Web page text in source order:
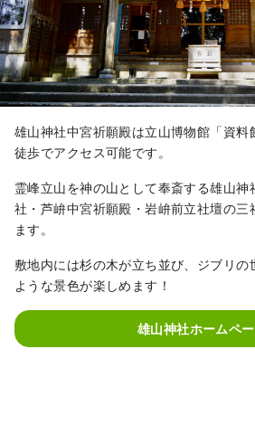
雄山神社中宮祈願殿は立山博物館「資料
徒歩でアクセス可能です。
霊峰立山を神の山として奉斎する雄山神
社・芦峅中宮祈願殿・岩峅前立社壇の三
ます。
敷地内には杉の木が立ち並び、ジブリの
ような景色が楽しめます！
雄山神社ホームペ